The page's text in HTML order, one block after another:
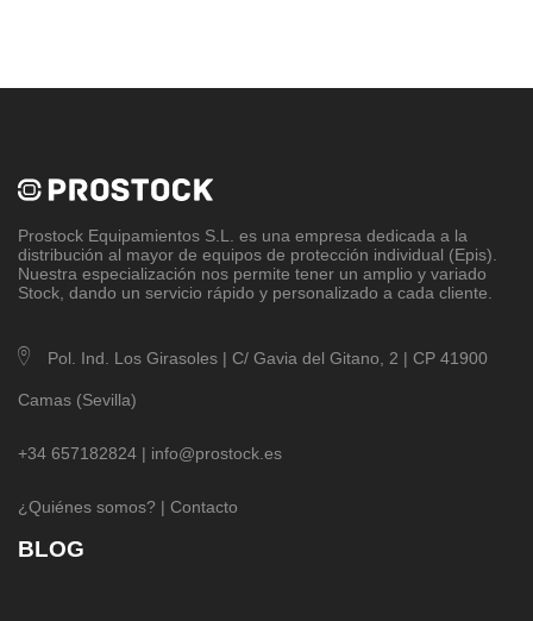
Prostock Equipamientos S.L
. es una empresa dedicada a la
distribución al mayor de equipos de protección individual (Epis).
Nuestra especialización nos permite tener un amplio y variado
Stock, dando un servicio rápido y personalizado a cada cliente.
Pol. Ind. Los Girasoles | C/ Gavia del Gitano, 2 | CP 41900
Camas (Sevilla)
+34 657182824 | info@prostock.es
¿Quiénes somos? | Contacto
BLOG